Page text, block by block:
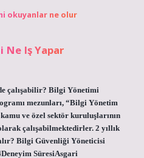
okuyanlar ne olur
Ne Iş Yapar
çalışabilir? Bilgi Yönetimi
mezunları, “Bilgi Yönetim
ve özel sektör kuruluşlarının
çalışabilmektedirler. 2 yıllık
Bilgi Güvenliği Yöneticisi
SüresiAsgari